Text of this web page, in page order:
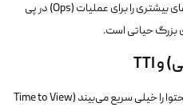
سرویس‌های ابری با مقیاس بالا، هزینه‌های بیشتری را برای عملیات (Ops) در پی
بزرگ حیاتی است.
در SSR، کاربر محتوا را خیلی سریع می‌بیند (Time to View